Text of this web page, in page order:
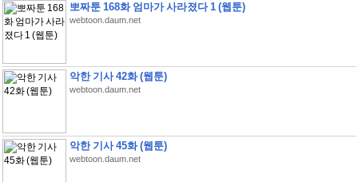
뽀짜툰 168화 엄마가 사라졌다 1 (웹툰)
webtoon.daum.net
악한 기사 42화 (웹툰)
webtoon.daum.net
악한 기사 45화 (웹툰)
webtoon.daum.net